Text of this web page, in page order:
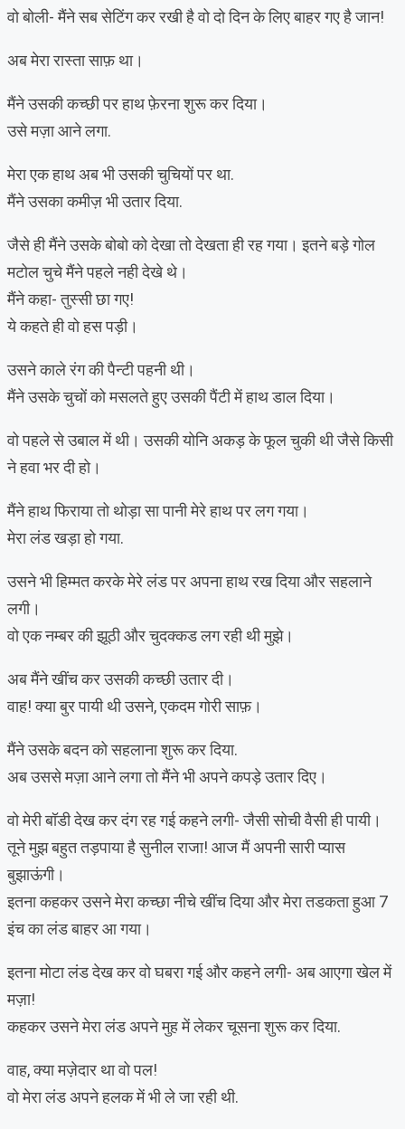
वो बोली- मैंने सब सेटिंग कर रखी है वो दो दिन के लिए बाहर गए है जान!
अब मेरा रास्ता साफ़ था।
मैंने उसकी कच्छी पर हाथ फ़ेरना शुरू कर दिया।
उसे मज़ा आने लगा.
मेरा एक हाथ अब भी उसकी चुचियों पर था.
मैंने उसका कमीज़ भी उतार दिया.
जैसे ही मैंने उसके बोबो को देखा तो देखता ही रह गया। इतने बड़े गोल
मटोल चुचे मैंने पहले नही देखे थे।
मैंने कहा- तुस्सी छा गए!
ये कहते ही वो हस पड़ी।
उसने काले रंग की पैन्टी पहनी थी।
मैंने उसके चुचों को मसलते हुए उसकी पैंटी में हाथ डाल दिया।
वो पहले से उबाल में थी। उसकी योनि अकड़ के फूल चुकी थी जैसे किसी
ने हवा भर दी हो।
मैंने हाथ फिराया तो थोड़ा सा पानी मेरे हाथ पर लग गया।
मेरा लंड खड़ा हो गया.
उसने भी हिम्मत करके मेरे लंड पर अपना हाथ रख दिया और सहलाने
लगी।
वो एक नम्बर की झूठी और चुदक्कड लग रही थी मुझे।
अब मैंने खींच कर उसकी कच्छी उतार दी।
वाह! क्या बुर पायी थी उसने, एकदम गोरी साफ़।
मैंने उसके बदन को सहलाना शुरू कर दिया.
अब उससे मज़ा आने लगा तो मैंने भी अपने कपड़े उतार दिए।
वो मेरी बॉडी देख कर दंग रह गई कहने लगी- जैसी सोची वैसी ही पायी।
तूने मुझ बहुत तड़पाया है सुनील राजा! आज मैं अपनी सारी प्यास
बुझाऊंगी।
इतना कहकर उसने मेरा कच्छा नीचे खींच दिया और मेरा तडकता हुआ 7
इंच का लंड बाहर आ गया।
इतना मोटा लंड देख कर वो घबरा गई और कहने लगी- अब आएगा खेल में
मज़ा!
कहकर उसने मेरा लंड अपने मुह में लेकर चूसना शुरू कर दिया.
वाह, क्या मज़ेदार था वो पल!
वो मेरा लंड अपने हलक में भी ले जा रही थी.